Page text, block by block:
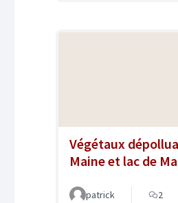
Végétaux
Maine et lac de
patrick 2